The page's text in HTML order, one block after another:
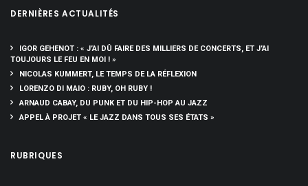
DERNIÈRES ACTUALITÉS
IGOR GEHENOT : « J’AI DÛ FAIRE DES MILLIERS DE CONCERTS, ET J’AI
TOUJOURS LE FEU EN MOI ! »
NICOLAS KUMMERT, LE TEMPS DE LA RÉFLEXION
LORENZO DI MAIO : RUBY, OH RUBY !
ARNAUD CABAY, DU PUNK ET DU HIP-HOP AU JAZZ
APPEL À PROJET « LE JAZZ DANS TOUS SES ÉTATS »
RUBRIQUES